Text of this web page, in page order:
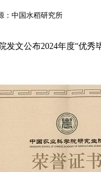
：中国水稻研究所
发文公布2024年度“优